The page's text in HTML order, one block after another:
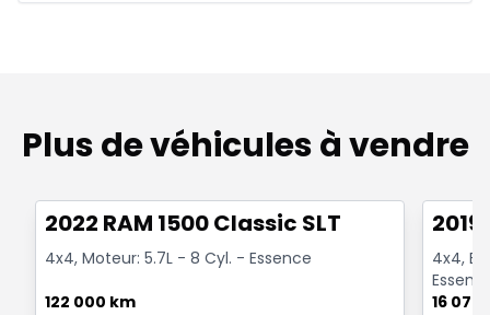
Plus de véhicules à vendre
2022 RAM 1500 Classic SLT
4x4, Moteur: 5.7L - 8 Cyl. - Essence
122 000 km
2019
4x4,
16 075